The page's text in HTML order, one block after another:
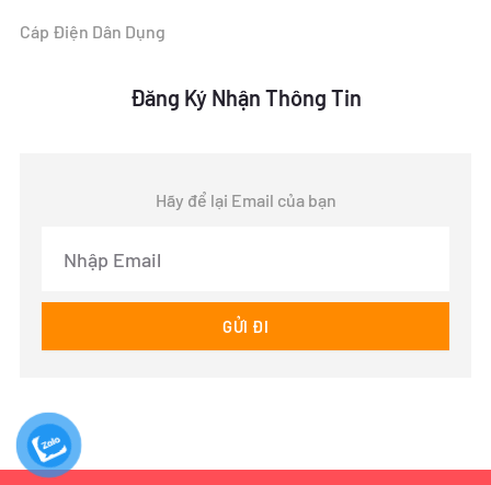
Cáp Điện Dân Dụng
Đăng Ký Nhận Thông Tin
Hãy để lại Email của bạn
GỬI ĐI